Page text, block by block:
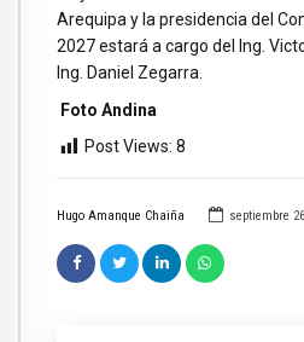
Hugo Amanque Chaiña septiembre
Arequipa y la presidencia del
2027 estará a cargo del Ing.
Ing. Daniel Zegarra.
Foto Andina
Post Views: 8